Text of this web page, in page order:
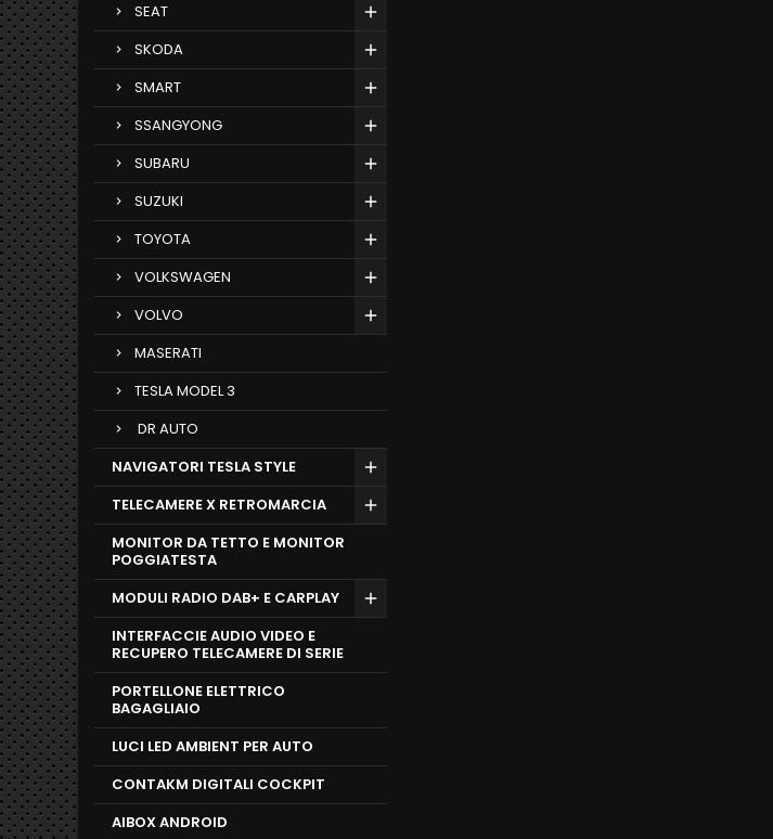
SEAT
SKODA
SMART
SSANGYONG
SUBARU
SUZUKI
TOYOTA
VOLKSWAGEN
VOLVO
MASERATI
TESLA MODEL 3
DR AUTO
NAVIGATORI TESLA STYLE
TELECAMERE X RETROMARCIA
MONITOR DA TETTO E MONITOR
POGGIATESTA
MODULI RADIO DAB+ E CARPLAY
INTERFACCIE AUDIO VIDEO E
RECUPERO TELECAMERE DI SERIE
PORTELLONE ELETTRICO
BAGAGLIAIO
LUCI LED AMBIENT PER AUTO
CONTAKM DIGITALI COCKPIT
AIBOX ANDROID